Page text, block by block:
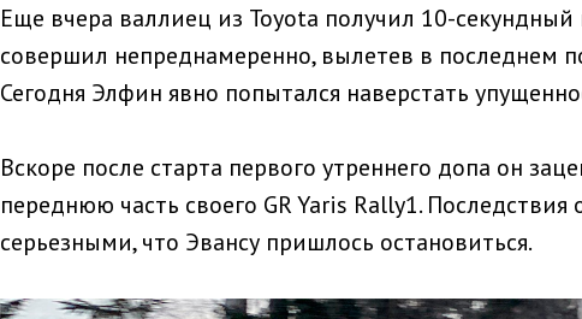
Еще вчера валлиец из Toyota получил 10-секундный
совершил непреднамеренно, вылетев в последнем
Сегодня Элфин явно попытался наверстать
Вскоре после старта первого утреннего допа он
переднюю часть своего GR Yaris Rally1. Последствия
серьезными, что Эвансу пришлось остановиться.